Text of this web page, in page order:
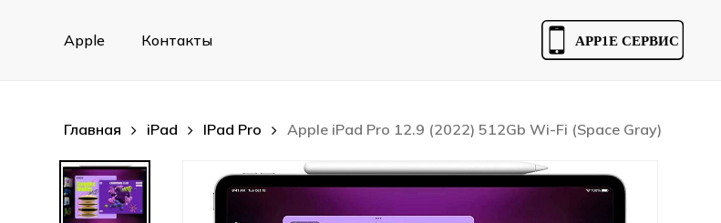
Apple Контакты
Главная iPad IPad Pro Apple iPad Pro 12.9 (2022) 512Gb Wi-Fi (Space Gray)